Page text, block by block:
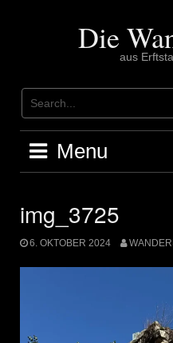
Die
aus
Menu
img_3725
6. OKTOBER 2024